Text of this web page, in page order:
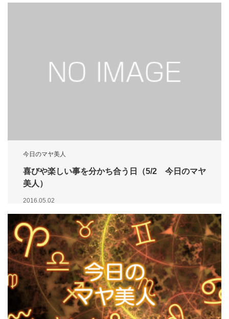
今日のマヤ美人
喜びや楽しい事を分かち合う日（5/2 今日のマヤ
美人）
2016.05.02